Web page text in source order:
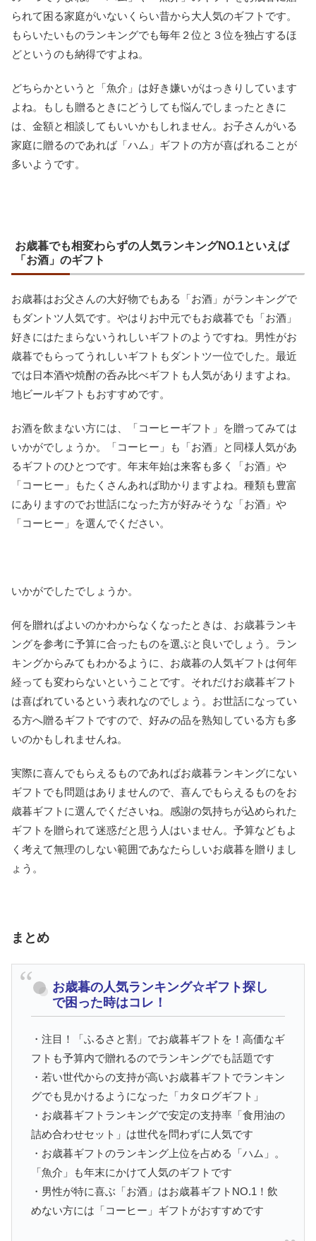
られて困る家庭がいないくらい昔から大人気のギフトです。
もらいたいものランキングでも毎年２位と３位を独占するほ
どというのも納得ですよね。
どちらかというと「魚介」は好き嫌いがはっきりしています
よね。もしも贈るときにどうしても悩んでしまったときに
は、金額と相談してもいいかもしれません。お子さんがいる
家庭に贈るのであれば「ハム」ギフトの方が喜ばれることが
多いようです。
お歳暮でも相変わらずの人気ランキングNO.1といえば
「お酒」のギフト
お歳暮はお父さんの大好物でもある「お酒」がランキングで
もダントツ人気です。やはりお中元でもお歳暮でも「お酒」
好きにはたまらないうれしいギフトのようですね。男性がお
歳暮でもらってうれしいギフトもダントツ一位でした。最近
では日本酒や焼酎の呑み比べギフトも人気がありますよね。
地ビールギフトもおすすめです。
お酒を飲まない方には、「コーヒーギフト」を贈ってみては
いかがでしょうか。「コーヒー」も「お酒」と同様人気があ
るギフトのひとつです。年末年始は来客も多く「お酒」や
「コーヒー」もたくさんあれば助かりますよね。種類も豊富
にありますのでお世話になった方が好みそうな「お酒」や
「コーヒー」を選んでください。
いかがでしたでしょうか。
何を贈ればよいのかわからなくなったときは、お歳暮ランキ
ングを参考に予算に合ったものを選ぶと良いでしょう。ラン
キングからみてもわかるように、お歳暮の人気ギフトは何年
経っても変わらないということです。それだけお歳暮ギフト
は喜ばれているという表れなのでしょう。お世話になってい
る方へ贈るギフトですので、好みの品を熟知している方も多
いのかもしれませんね。
実際に喜んでもらえるものであればお歳暮ランキングにない
ギフトでも問題はありませんので、喜んでもらえるものをお
歳暮ギフトに選んでくださいね。感謝の気持ちが込められた
ギフトを贈られて迷惑だと思う人はいません。予算などもよ
く考えて無理のしない範囲であなたらしいお歳暮を贈りまし
ょう。
まとめ
お歳暮の人気ランキング☆ギフト探し
で困った時はコレ！
・注目！「ふるさと割」でお歳暮ギフトを！高価なギ
フトも予算内で贈れるのでランキングでも話題です
・若い世代からの支持が高いお歳暮ギフトでランキン
グでも見かけるようになった「カタログギフト」
・お歳暮ギフトランキングで安定の支持率「食用油の
詰め合わせセット」は世代を問わずに人気です
・お歳暮ギフトのランキング上位を占める「ハム」。
「魚介」も年末にかけて人気のギフトです
・男性が特に喜ぶ「お酒」はお歳暮ギフトNO.1！飲
めない方には「コーヒー」ギフトがおすすめです